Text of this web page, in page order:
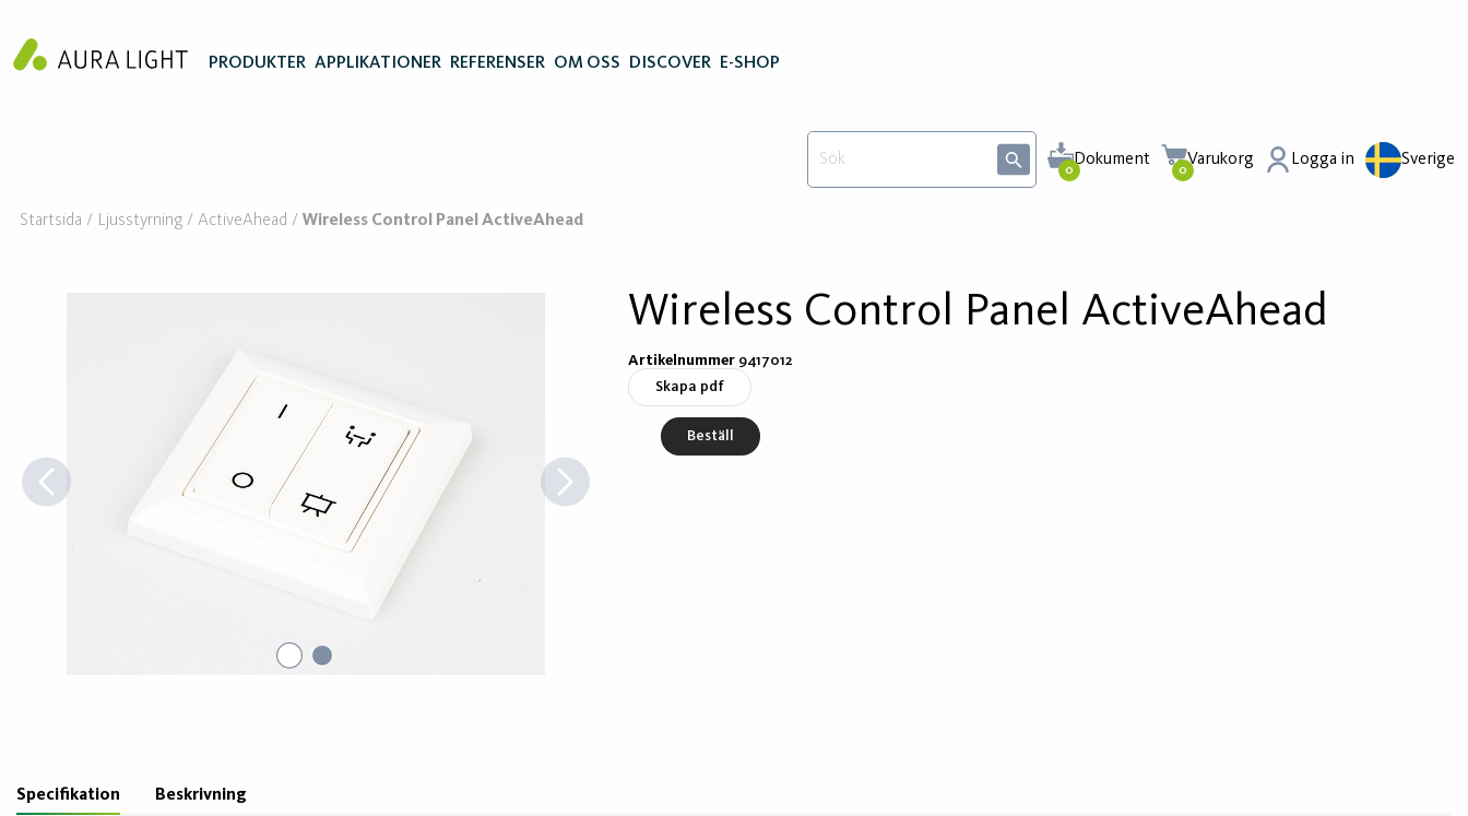
PRODUKTER APPLIKATIONER REFERENSER OM OSS DISCOVER E-SHOP
0
Dokument
0
Varukorg Logga in Sverige
Startsida Ljusstyrning ActiveAhead Wireless Control Panel ActiveAhead
Wireless Control Panel ActiveAhead
Artikelnummer 9417012
Skapa pdf
Beställ
Specifikation Beskrivning